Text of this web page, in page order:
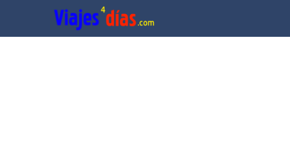
contenido